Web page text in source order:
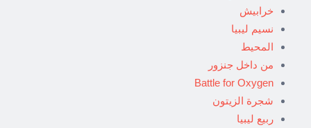
خرابيش
نسيم ليبيا
المحيط
من داخل جنزور
Battle for Oxygen
شجرة الزيتون
ربيع ليبيا